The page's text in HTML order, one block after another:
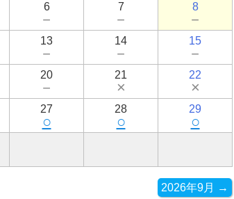
6
－
7
－
8
－
13
－
14
－
15
－
20
－
21
×
22
×
27
○
28
○
29
○
2026年9月 →